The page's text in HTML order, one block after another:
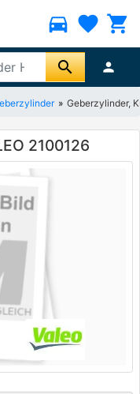
directions_car favorite shopping_cart
search person
Geberzylinder,
2100126